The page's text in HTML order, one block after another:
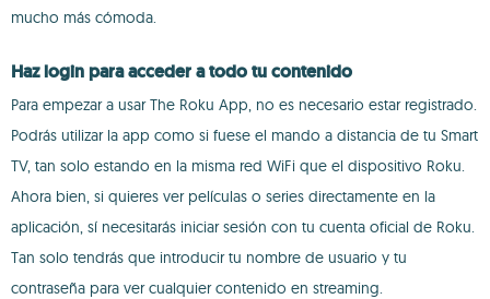
mucho más cómoda.
Haz login para acceder a todo tu contenido
Para empezar a usar The Roku App, no es necesario estar registrado.
Podrás utilizar la app como si fuese el mando a distancia de tu Smart
TV, tan solo estando en la misma red WiFi que el dispositivo Roku.
Ahora bien, si quieres ver películas o series directamente en la
aplicación, sí necesitarás iniciar sesión con tu cuenta oficial de Roku.
Tan solo tendrás que introducir tu nombre de usuario y tu
contraseña para ver cualquier contenido en streaming.